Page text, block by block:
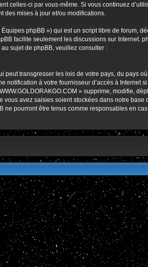
celles-ci par vous-même. Si vous continuez
des mises à jour et/ou modifications.
phpBB ») qui est un script libre de forum,
facilite seulement les discussions sur Internet.
sujet de phpBB, veuillez consulter :
peut transgresser les lois de votre pays, du pays où
notification à votre fournisseur d’accès à Internet
» supprime, modifie,
vous avez saisies soient stockées dans notre base
ne pourront être tenus comme responsables en